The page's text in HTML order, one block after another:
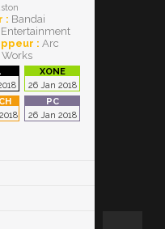
: Bandai
: Arc
26 Jan 2018
26 Jan 2018